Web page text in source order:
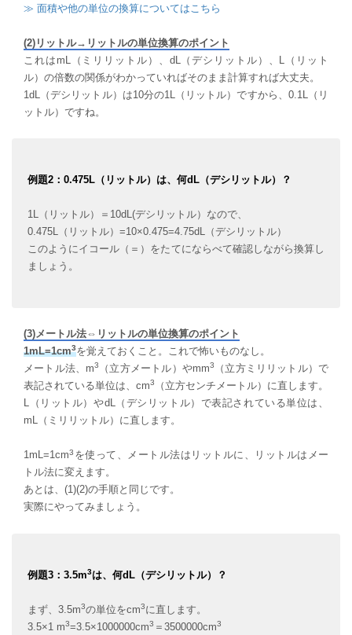
≫ 面積や他の単位の換算についてはこちら
(2)リットル→リットルの単位換算のポイント
これはmL（ミリリットル）、dL（デシリットル）、L（リット
ル）の倍数の関係がわかっていればそのまま計算すれば大丈夫。
1dL（デシリットル）は10分の1L（リットル）ですから、0.1L（リ
ットル）ですね。
例題2：0.475L（リットル）は、何dL（デシリットル）？
1L（リットル）＝10dL(デシリットル）なので、
0.475L（リットル）=10×0.475=4.75dL（デシリットル）
このようにイコール（＝）をたてにならべて確認しながら換算し
ましょう。
(3)メートル法⇔リットルの単位換算のポイント
1mL=1cm3を覚えておくこと。これで怖いものなし。
メートル法、m3 （立方メートル）やmm3
（立方ミリリットル）で
表記されている単位は、cm3
（立方センチメートル）に直します。
L（リットル）やdL（デシリットル）で表記されている単位は、
mL（ミリリットル）に直します。
1mL=1cm3 を使って、メートル法はリットルに、リットルはメー
トル法に変えます。
あとは、(1)(2)の手順と同じです。
実際にやってみましょう。
例題3：3.5m3は、何dL（デシリットル）？
まず、3.5m3の単位をcm3に直します。
3.5×1 m3=3.5×1000000cm3 ＝3500000cm3